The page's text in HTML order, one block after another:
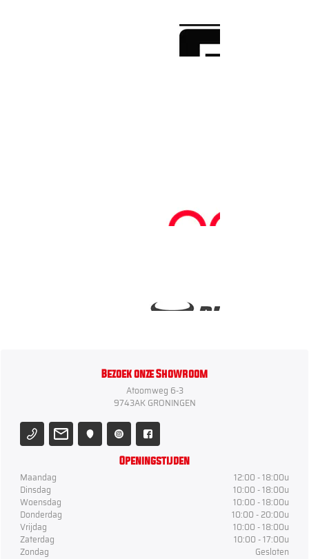
Bezoek onze Showroom
Atoomweg 6-3
9743AK GRONINGEN
Openingstijden
Maandag
12:00 - 18:00u
Dinsdag
10:00 - 18:00u
Woensdag
10:00 - 18:00u
Donderdag
10:00 - 20:00u
Vrijdag
10:00 - 18:00u
Zaterdag
10:00 - 17:00u
Zondag
Gesloten